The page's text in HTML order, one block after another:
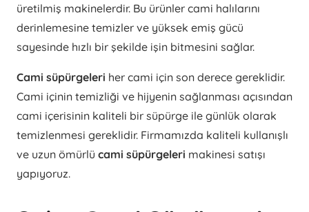
üretilmiş makinelerdir. Bu ürünler cami halılarını
derinlemesine temizler ve yüksek emiş gücü
sayesinde hızlı bir şekilde işin bitmesini sağlar.
Cami süpürgeleri her cami için son derece gereklidir.
Cami içinin temizliği ve hijyenin sağlanması açısından
cami içerisinin kaliteli bir süpürge ile günlük olarak
temizlenmesi gereklidir. Firmamızda kaliteli kullanışlı
ve uzun ömürlü cami süpürgeleri makinesi satışı
yapıyoruz.